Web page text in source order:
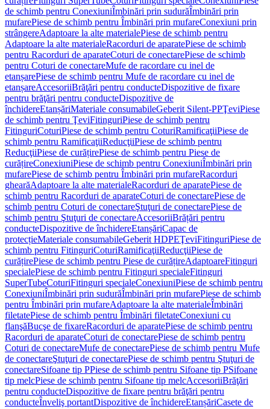
de schimb pentru ConexiuniÎmbinări prin sudurăÎmbinări prin
mufarePiese de schimb pentru Îmbinări prin mufareConexiuni prin
strângereAdaptoare la alte materialePiese de schimb pentru
Adaptoare la alte materialeRacorduri de aparatePiese de schimb
pentru Racorduri de aparateCoturi de conectarePiese de schimb
pentru Coturi de conectareMufe de racordare cu inel de
etanșarePiese de schimb pentru Mufe de racordare cu inel de
etanșareAccesoriiBrăţări pentru conducteDispozitive de fixare
pentru brăţări pentru conducteDispozitive de
închidereEtanșăriMateriale consumabileGeberit Silent-PPŢeviPiese
de schimb pentru ŢeviFitinguriPiese de schimb pentru
FitinguriCoturiPiese de schimb pentru CoturiRamificaţiiPiese de
schimb pentru RamificaţiiReducţiiPiese de schimb pentru
ReducţiiPiese de curățirePiese de schimb pentru Piese de
curățireConexiuniPiese de schimb pentru ConexiuniÎmbinări prin
mufarePiese de schimb pentru Îmbinări prin mufareRacorduri
ghearăAdaptoare la alte materialeRacorduri de aparatePiese de
schimb pentru Racorduri de aparateCoturi de conectarePiese de
schimb pentru Coturi de conectareŞtuţuri de conectarePiese de
schimb pentru Ştuţuri de conectareAccesoriiBrățări pentru
conducteDispozitive de închidereEtanșăriCapac de
protecțieMateriale consumabileGeberit HDPEŢeviFitinguriPiese de
schimb pentru FitinguriCoturiRamificaţiiReducţiiPiese de
curățirePiese de schimb pentru Piese de curățireAdaptoareFitinguri
specialePiese de schimb pentru Fitinguri specialeFitinguri
SuperTubeCoturiFitinguri specialeConexiuniPiese de schimb pentru
ConexiuniÎmbinări prin sudurăÎmbinări prin mufarePiese de schimb
pentru Îmbinări prin mufareAdaptoare la alte materialeÎmbinări
filetatePiese de schimb pentru Îmbinări filetateConexiuni cu
flanşăBucşe de fixareRacorduri de aparatePiese de schimb pentru
Racorduri de aparateCoturi de conectarePiese de schimb pentru
Coturi de conectareMufe de conectarePiese de schimb pentru Mufe
de conectareŞtuţuri de conectarePiese de schimb pentru Ştuţuri de
conectareSifoane tip PPiese de schimb pentru Sifoane tip PSifoane
tip melcPiese de schimb pentru Sifoane tip melcAccesoriiBrăţări
pentru conducteDispozitive de fixare pentru brăţări pentru
conducteÎnveliş portantDispozitive de închidereEtanșăriCasete de